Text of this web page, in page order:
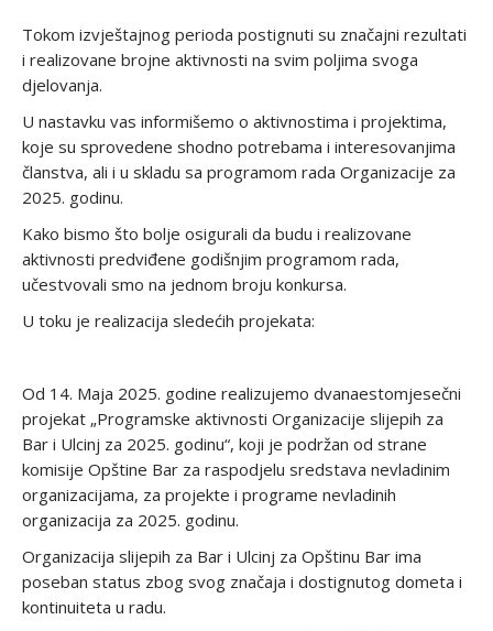
Tokom izvještajnog perioda postignuti su značajni rezultati
i realizovane brojne aktivnosti na svim poljima svoga
djelovanja.
U nastavku vas informišemo o aktivnostima i projektima,
koje su sprovedene shodno potrebama i interesovanjima
članstva, ali i u skladu sa programom rada Organizacije za
2025. godinu.
Kako bismo što bolje osigurali da budu i realizovane
aktivnosti predviđene godišnjim programom rada,
učestvovali smo na jednom broju konkursa.
U toku je realizacija sledećih projekata:
Od 14. Maja 2025. godine realizujemo dvanaestomjesečni
projekat „Programske aktivnosti Organizacije slijepih za
Bar i Ulcinj za 2025. godinu“, koji je podržan od strane
komisije Opštine Bar za raspodjelu sredstava nevladinim
organizacijama, za projekte i programe nevladinih
organizacija za 2025. godinu.
Organizacija slijepih za Bar i Ulcinj za Opštinu Bar ima
poseban status zbog svog značaja i dostignutog dometa i
kontinuiteta u radu.